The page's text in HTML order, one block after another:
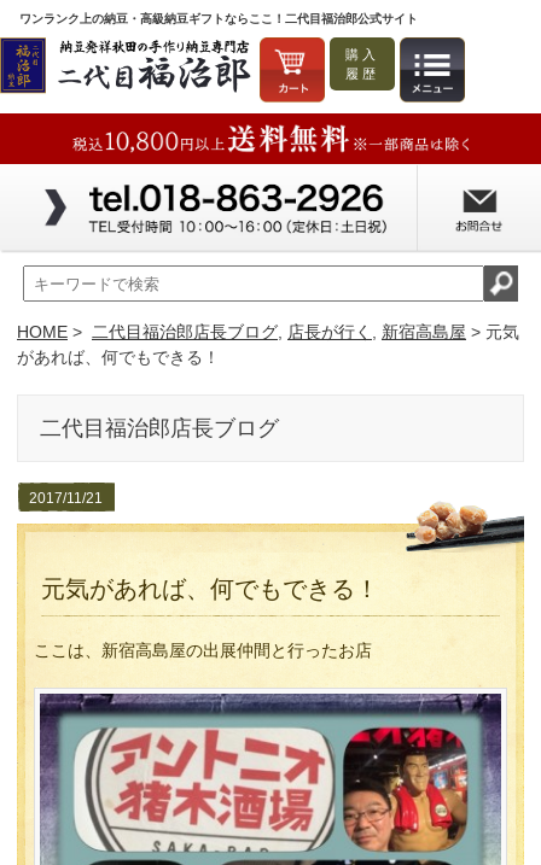
ワンランク上の納豆・高級納豆ギフトならここ！二代目福治郎公式サイト
購入
履歴
HOME > 二代目福治郎店長ブログ 店長が行く 新宿高島屋 > 元気
があれば、何でもできる！
二代目福治郎店長ブログ
2017/11/21
元気があれば、何でもできる！
ここは、新宿高島屋の出展仲間と行ったお店